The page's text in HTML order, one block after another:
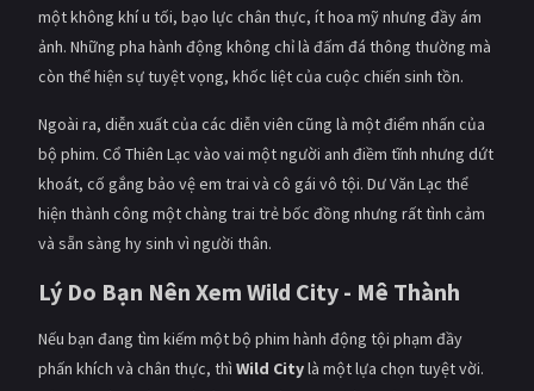
một không khí u tối, bạo lực chân thực, ít hoa mỹ nhưng đầy ám
ảnh. Những pha hành động không chỉ là đấm đá thông thường mà
còn thể hiện sự tuyệt vọng, khốc liệt của cuộc chiến sinh tồn.
Ngoài ra, diễn xuất của các diễn viên cũng là một điểm nhấn của
bộ phim. Cổ Thiên Lạc vào vai một người anh điềm tĩnh nhưng dứt
khoát, cố gắng bảo vệ em trai và cô gái vô tội. Dư Văn Lạc thể
hiện thành công một chàng trai trẻ bốc đồng nhưng rất tình cảm
và sẵn sàng hy sinh vì người thân.
Lý Do Bạn Nên Xem Wild City - Mê Thành
Nếu bạn đang tìm kiếm một bộ phim hành động tội phạm đầy
phấn khích và chân thực, thì Wild Citylà một lựa chọn tuyệt vời.